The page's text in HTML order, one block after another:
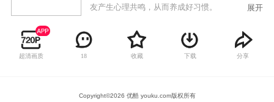
友产生心理共鸣，从而养成好习惯。
展开
超清画质 18 收藏 下载 分享
Copyright©2026 优酷 youku.com版权所有